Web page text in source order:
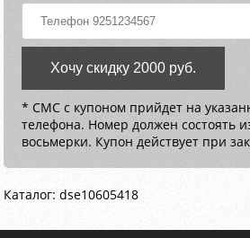
Хочу скидку 2000 руб.
* СМС с купоном прийдет на
телефона. Номер должен состоять
восьмерки. Купон действует при
Каталог: dse10605418